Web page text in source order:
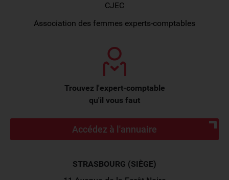
CJEC
Association des femmes experts-comptables
Trouvez l'expert-comptable
qu'il vous faut
Accédez à l'annuaire
STRASBOURG (SIÈGE)